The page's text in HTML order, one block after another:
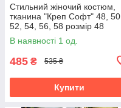
Стильний жіночий костюм,
тканина "Креп Софт" 48, 50,
52, 54, 56, 58 розмір 48
В наявності 1 од.
485 ₴ 535 ₴
Купити